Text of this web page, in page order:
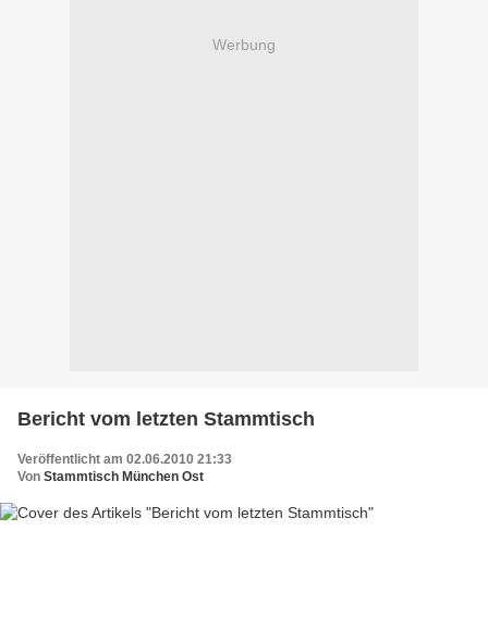
Werbung
Bericht vom letzten Stammtisch
Veröffentlicht am 02.06.2010 21:33
Von Stammtisch München Ost